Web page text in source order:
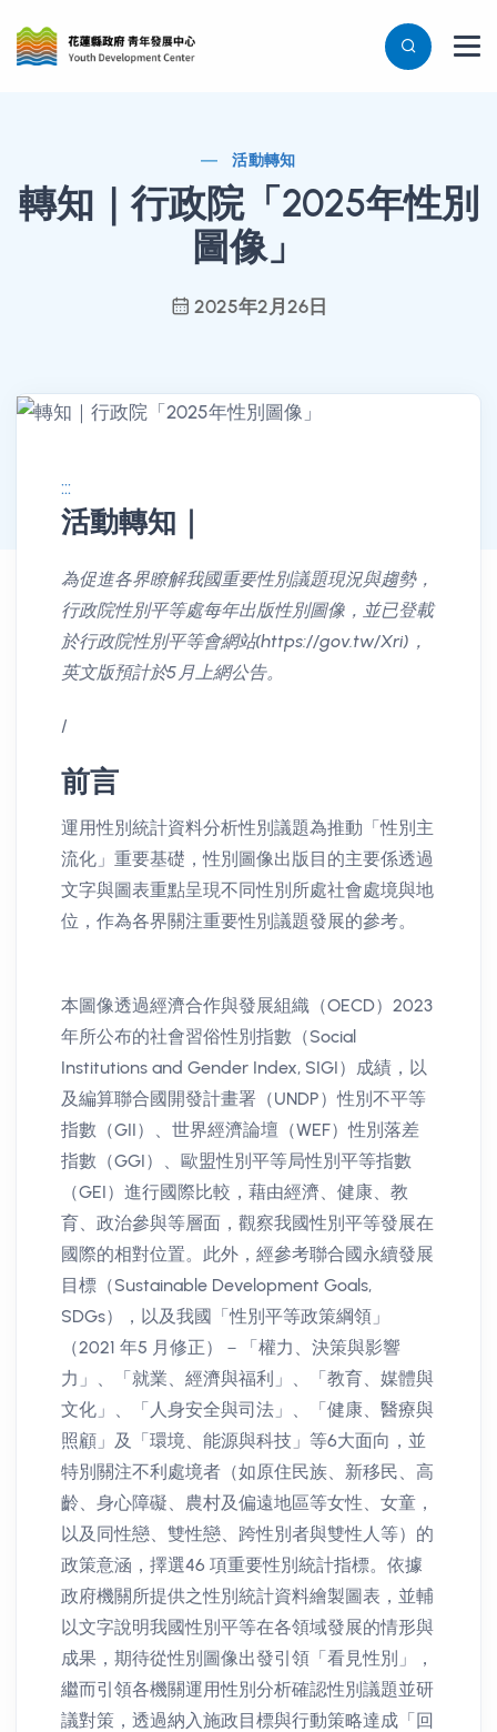
活動轉知
轉知｜行政院「2025年性別
圖像」
2025年2月26日
:::
活動轉知｜
消息公告詳情
為促進各界瞭解我國重要性別議題現況與趨勢，
行政院性別平等處每年出版性別圖像，並已登載
於行政院性別平等會網站(https://gov.tw/Xri)，
英文版預計於5月上網公告。
/
前言
運用性別統計資料分析性別議題為推動「性別主
流化」重要基礎，性別圖像出版目的主要係透過
文字與圖表重點呈現不同性別所處社會處境與地
位，作為各界關注重要性別議題發展的參考。
本圖像透過經濟合作與發展組織（OECD）2023
年所公布的社會習俗性別指數（Social
Institutions and Gender Index, SIGI）成績，以
及編算聯合國開發計畫署（UNDP）性別不平等
指數（GII）、世界經濟論壇（WEF）性別落差
指數（GGI）、歐盟性別平等局性別平等指數
（GEI）進行國際比較，藉由經濟、健康、教
育、政治參與等層面，觀察我國性別平等發展在
國際的相對位置。此外，經參考聯合國永續發展
目標（Sustainable Development Goals,
SDGs），以及我國「性別平等政策綱領」
（2021 年5 月修正）－「權力、決策與影響
力」、「就業、經濟與福利」、「教育、媒體與
文化」、「人身安全與司法」、「健康、醫療與
照顧」及「環境、能源與科技」等6大面向，並
特別關注不利處境者（如原住民族、新移民、高
齡、身心障礙、農村及偏遠地區等女性、女童，
以及同性戀、雙性戀、跨性別者與雙性人等）的
政策意涵，擇選46 項重要性別統計指標。依據
政府機關所提供之性別統計資料繪製圖表，並輔
以文字說明我國性別平等在各領域發展的情形與
成果，期待從性別圖像出發引領「看見性別」，
繼而引領各機關運用性別分析確認性別議題並研
議對策，透過納入施政目標與行動策略達成「回